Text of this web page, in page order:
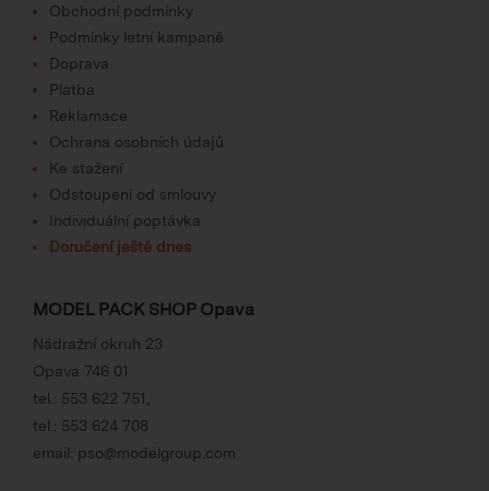
Obchodní podmínky
Podmínky letní kampaně
Doprava
Platba
Reklamace
Ochrana osobních údajů
Ke stažení
Odstoupení od smlouvy
Individuální poptávka
Doručení ještě dnes
MODEL PACK SHOP Opava
Nádražní okruh 23
Opava 746 01
tel.: 553 622 751,
tel.: 553 624 708
email: pso@modelgroup.com